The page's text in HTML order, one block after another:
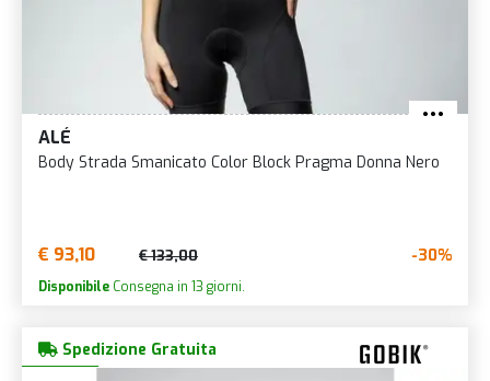
ALÉ
Body Strada Smanicato Color Block Pragma Donna Nero
€ 93,10 € 133,00 -30%
Disponibile Consegna in 13 giorni.
Spedizione Gratuita